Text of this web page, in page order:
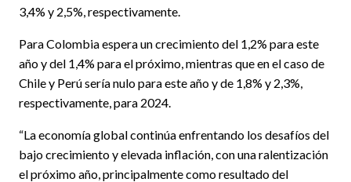
3,4% y 2,5%, respectivamente.
Para Colombia espera un crecimiento del 1,2% para este
año y del 1,4% para el próximo, mientras que en el caso de
Chile y Perú sería nulo para este año y de 1,8% y 2,3%,
respectivamente, para 2024.
“La economía global continúa enfrentando los desafíos del
bajo crecimiento y elevada inflación, con una ralentización
el próximo año, principalmente como resultado del